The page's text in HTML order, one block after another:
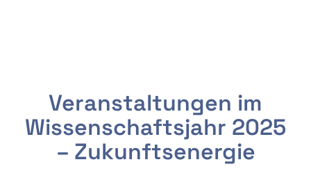
Veranstaltungen im
Wissenschaftsjahr 2025
– Zukunftsenergie